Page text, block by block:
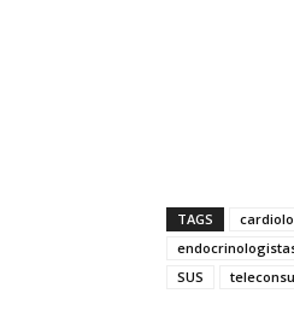
TAGS
SUS